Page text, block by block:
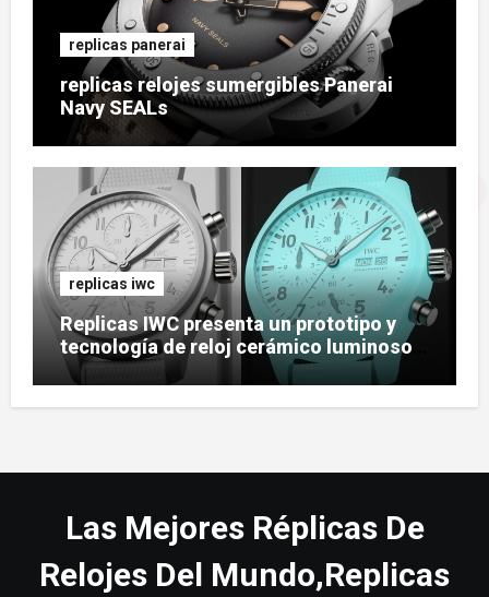
replicas panerai
replicas relojes sumergibles Panerai
Navy SEALs
replicas iwc
Replicas IWC presenta un prototipo y
tecnología de reloj cerámico luminoso
Ceralume
Las Mejores Réplicas De
Relojes Del Mundo,Replicas